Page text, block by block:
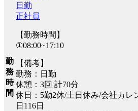
勤
務
時
間
日勤
正社員
【勤務時間】
①08:00~17:10
【備考】
勤務：日勤
休憩：3回 計70分
休日：5勤2休/土日休み/会社カレ
日116日